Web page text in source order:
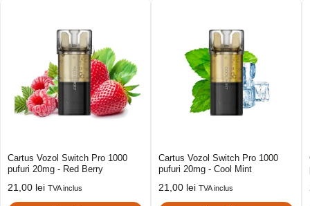
Cartus Vozol Switch Pro 1000
pufuri 20mg - Red Berry
21,00 lei TVA inclus
Cartus Vozol Switch Pro 1000
pufuri 20mg - Cool Mint
21,00 lei TVA inclus